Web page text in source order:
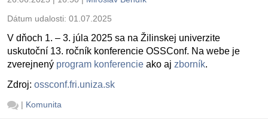
Dátum udalosti: 01.07.2025
V dňoch 1. – 3. júla 2025 sa na Žilinskej univerzite
uskutoční 13. ročník konferencie OSSConf. Na webe je
zverejnený program konferencie ako aj zborník.
Zdroj: ossconf.fri.uniza.sk
| Komunita